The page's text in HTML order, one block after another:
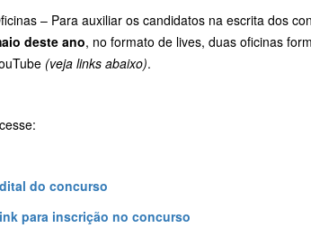
– Para auxiliar os candidatos na escrita dos
deste ano, no formato de lives, duas oficinas
(veja links abaixo).
do concurso
para inscrição no concurso